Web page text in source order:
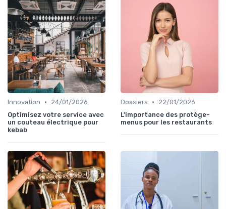
Innovation •
24/01/2026
Optimisez votre service avec
un couteau électrique pour
kebab
Dossiers •
22/01/2026
L'importance des protège-
menus pour les restaurants